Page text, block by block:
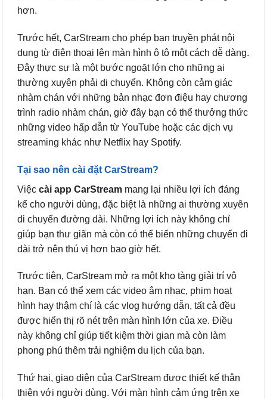
hơn.
Trước hết, CarStream cho phép bạn truyền phát nội
dung từ điện thoại lên màn hình ô tô một cách dễ dàng.
Đây thực sự là một bước ngoặt lớn cho những ai
thường xuyên phải di chuyển. Không còn cảm giác
nhàm chán với những bản nhạc đơn điệu hay chương
trình radio nhàm chán, giờ đây bạn có thể thưởng thức
những video hấp dẫn từ YouTube hoặc các dịch vụ
streaming khác như Netflix hay Spotify.
Tại sao nên cài đặt CarStream?
Việc cài app CarStream mang lại nhiều lợi ích đáng
kể cho người dùng, đặc biệt là những ai thường xuyên
di chuyển đường dài. Những lợi ích này không chỉ
giúp bạn thư giãn mà còn có thể biến những chuyến đi
dài trở nên thú vị hơn bao giờ hết.
Trước tiên, CarStream mở ra một kho tàng giải trí vô
hạn. Bạn có thể xem các video âm nhạc, phim hoạt
hình hay thậm chí là các vlog hướng dẫn, tất cả đều
được hiển thị rõ nét trên màn hình lớn của xe. Điều
này không chỉ giúp tiết kiệm thời gian mà còn làm
phong phú thêm trải nghiệm du lịch của bạn.
Thứ hai, giao diện của CarStream được thiết kế thân
thiện với người dùng. Với màn hình cảm ứng trên xe